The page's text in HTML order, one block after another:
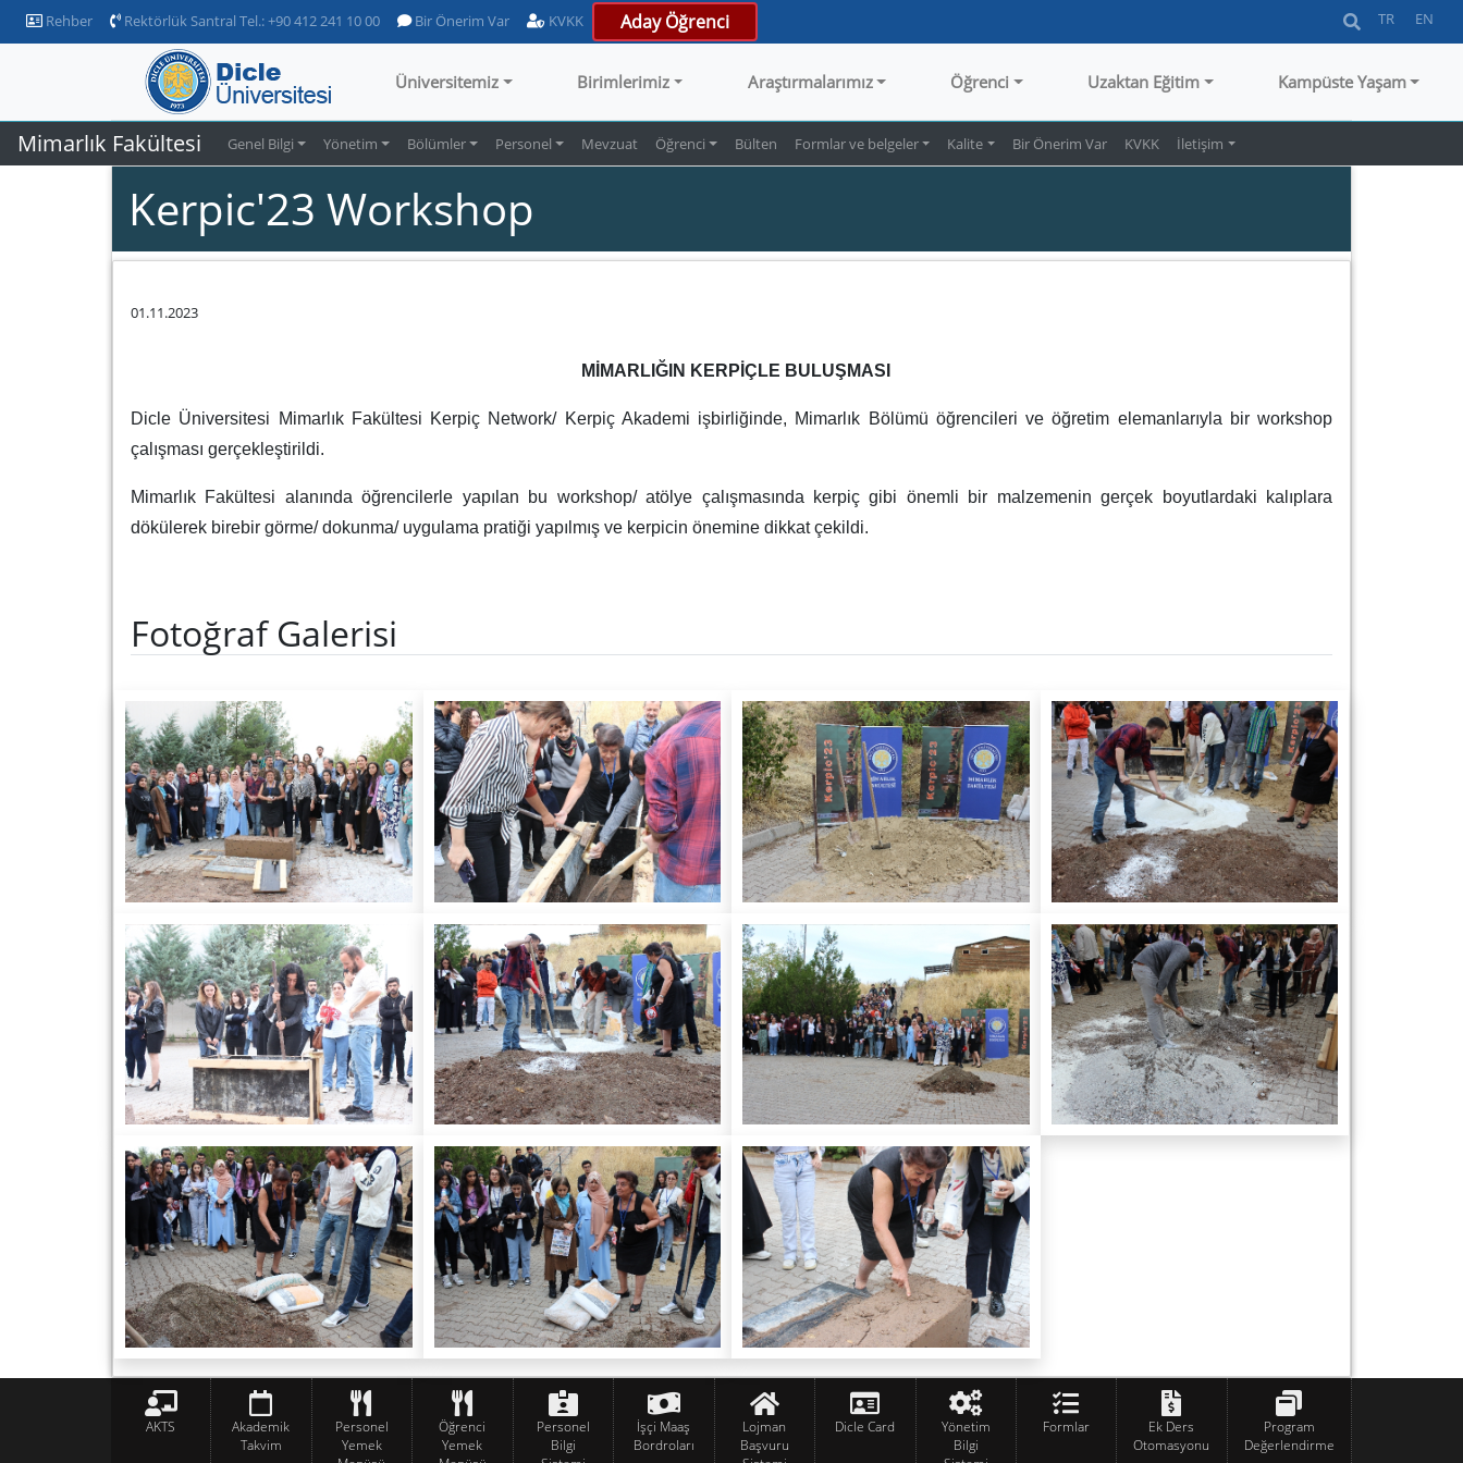
Rehber Rektörlük Santral Tel.: +90 412 241 10 00 Bir Önerim Var KVKK Aday Öğrenci TR EN
Üniversitemiz Birimlerimiz Araştırmalarımız Öğrenci Uzaktan Eğitim Kampüste Yaşam
Mimarlık Fakültesi Genel Bilgi Yönetim Bölümler Personel Mevzuat Öğrenci Bülten Formlar ve belgeler Kalite Bir Önerim Var KVKK İletişim
Kerpic'23 Workshop
01.11.2023
MİMARLIĞIN KERPİÇLE BULUŞMASI
Dicle Üniversitesi Mimarlık Fakültesi Kerpiç Network/ Kerpiç Akademi işbirliğinde, Mimarlık Bölümü öğrencileri ve öğretim elemanlarıyla bir workshop
çalışması gerçekleştirildi.
Mimarlık Fakültesi alanında öğrencilerle yapılan bu workshop/ atölye çalışmasında kerpiç gibi önemli bir malzemenin gerçek boyutlardaki kalıplara
dökülerek birebir görme/ dokunma/ uygulama pratiği yapılmış ve kerpicin önemine dikkat çekildi.
Fotoğraf Galerisi
AKTS
Akademik
Takvim
Personel
Yemek
Öğrenci
Yemek
Personel
Bilgi
İşçi Maaş
Bordroları
Lojman
Başvuru
Dicle Card
Yönetim
Bilgi
Formlar
Ek Ders
Otomasyonu
Program
Değerlendirme